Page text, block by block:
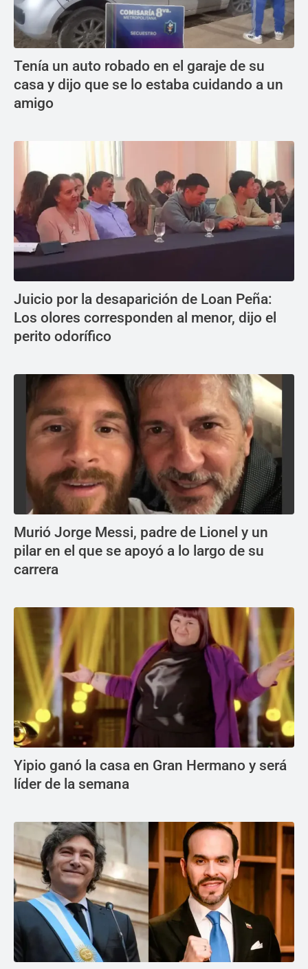
Tenía un auto robado en el garaje de su
casa y dijo que se lo estaba cuidando a un
amigo
Juicio por la desaparición de Loan Peña:
Los olores corresponden al menor, dijo el
perito odorífico
Murió Jorge Messi, padre de Lionel y un
pilar en el que se apoyó a lo largo de su
carrera
Yipio ganó la casa en Gran Hermano y será
líder de la semana